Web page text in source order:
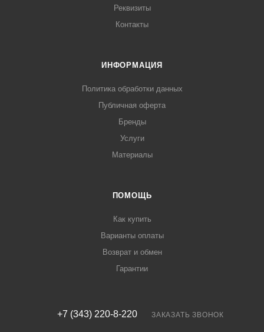
Реквизиты
Контакты
ИНФОРМАЦИЯ
Политика обработки данных
Публичная оферта
Бренды
Услуги
Материалы
ПОМОЩЬ
Как купить
Варианты оплаты
Возврат и обмен
Гарантии
+7 (343) 220-8-220 ЗАКАЗАТЬ ЗВОНОК